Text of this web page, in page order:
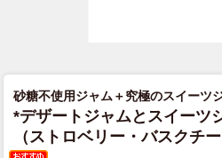
砂糖不使用ジャム＋究極のスイーツ
*デザートジャムとスイーツ
（ストロベリー・バスクチ